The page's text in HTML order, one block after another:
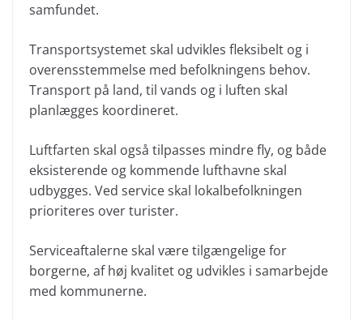
samfundet.
Transportsystemet skal udvikles fleksibelt og i
overensstemmelse med befolkningens behov.
Transport på land, til vands og i luften skal
planlægges koordineret.
Luftfarten skal også tilpasses mindre fly, og både
eksisterende og kommende lufthavne skal
udbygges. Ved service skal lokalbefolkningen
prioriteres over turister.
Serviceaftalerne skal være tilgængelige for
borgerne, af høj kvalitet og udvikles i samarbejde
med kommunerne.